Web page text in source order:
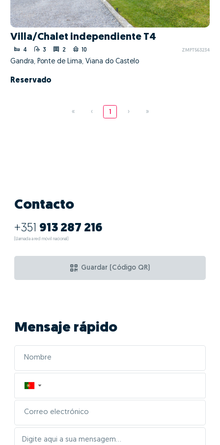
Villa/Chalet independiente T4
4 3 2 10 ZMPT563234
Gandra, Ponte de Lima, Viana do Castelo
Reservado
« ‹ 1 › »
Contacto
+351 913 287 216
(Llamada a red móvil nacional)
Guardar (Código QR)
Mensaje rápido
▼